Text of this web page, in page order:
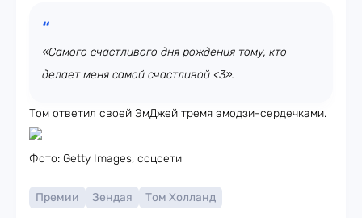
«Самого счастливого дня рождения тому, кто
делает меня самой счастливой <3».
Том ответил своей ЭмДжей тремя эмодзи-сердечками.
Фото: Getty Images, соцсети
Премии Зендая Том Холланд